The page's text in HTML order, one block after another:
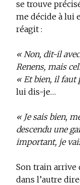
se trouve
me décide à lui
réagit :
« Non, dit-il avec
Renens, mais
« Et bien, il faut
lui dis-je…
« Je sais bien,
descendu une
important, je
Son train arrive
dans l’autre